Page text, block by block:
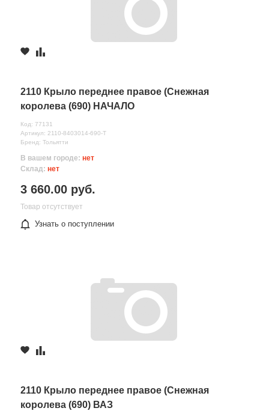
2110 Крыло переднее правое (Снежная
королева (690) НАЧАЛО
Код: 77131
Артикул: 2110-8403014-690-Т
Бренд: Тольятти
В вашем городе: нет
Склад: нет
3 660.00 руб.
Товар отсутствует
Узнать о поступлении
2110 Крыло переднее правое (Снежная
королева (690) ВАЗ